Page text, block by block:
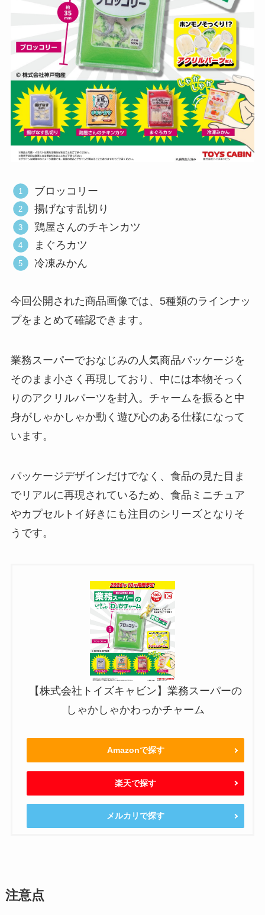
ブロッコリー
揚げなす乱切り
鶏屋さんのチキンカツ
まぐろカツ
冷凍みかん
今回公開された商品画像では、5種類のラインナッ
プをまとめて確認できます。
業務スーパーでおなじみの人気商品パッケージを
そのまま小さく再現しており、中には本物そっく
りのアクリルパーツを封入。チャームを振ると中
身がしゃかしゃか動く遊び心のある仕様になって
います。
パッケージデザインだけでなく、食品の見た目ま
でリアルに再現されているため、食品ミニチュア
やカプセルトイ好きにも注目のシリーズとなりそ
うです。
【株式会社トイズキャビン】業務スーパーの
しゃかしゃかわっかチャーム
Amazonで探す
楽天で探す
メルカリで探す
注意点